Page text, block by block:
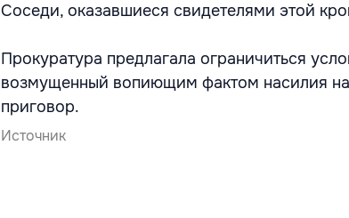
Соседи, оказавшиеся свидетелями этой
Прокуратура предлагала ограничиться
возмущенный вопиющим фактом насилия
приговор.
Источник